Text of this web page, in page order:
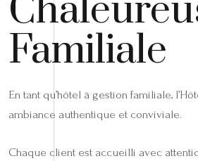
Familiale
En tant qu’hôtel à gestion familiale,
ambiance authentique et conviviale.
Chaque client est accueilli avec